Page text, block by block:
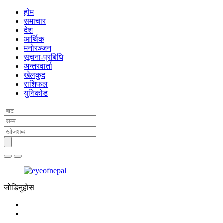
होम
समाचार
देश
आर्थिक
मनोरञ्जन
सूचना-प्रबिधि
अन्तरवार्ता
खेलकुद
राशिफल
युनिकोड
जोडिनुहोस